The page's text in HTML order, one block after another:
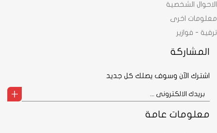
معلومات عامة
الاحوال الشخصية
معلومات اخرى
ترفية - فوازير
المشاركة
اشترك الآن وسوف يصلك كل جديد